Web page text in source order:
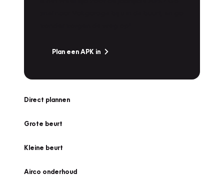
Plan een APK in
Direct plannen
Grote beurt
Kleine beurt
Airco onderhoud